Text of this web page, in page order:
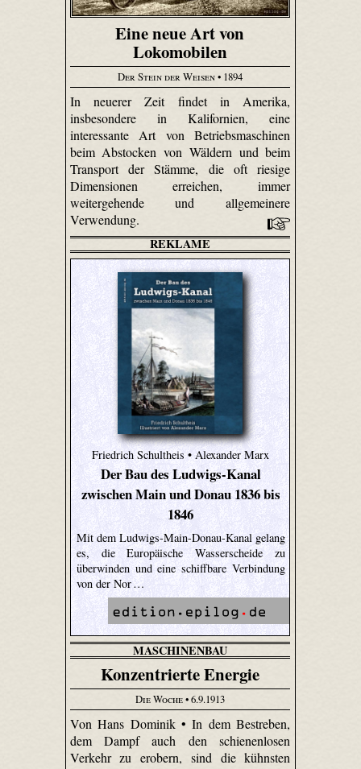
Eine neue Art von
Lokomobilen
Der Stein der Weisen• 1894
In neuerer Zeit findet in Amerika,
insbesondere in Kalifornien, eine
interessante Art von Betriebsmaschinen
beim Abstocken von Wäldern und beim
Transport der Stämme, die oft riesige
Dimensionen erreichen, immer
weitergehende und allgemeinere
Verwendung.
REKLAME
Friedrich Schultheis • Alexander Marx
Der Bau des Ludwigs-Kanal
zwischen Main und Donau 1836 bis
1846
Mit dem Ludwigs-Main-Donau-Kanal gelang
es, die Europäische Wasserscheide zu
überwinden und eine schiffbare Verbindung
von der Nor …
MASCHINENBAU
Konzentrierte Energie
Die Woche• 6.9.1913
Von Hans Dominik • In dem Bestreben,
dem Dampf auch den schienen­losen
Verkehr zu erobern, sind die kühnsten